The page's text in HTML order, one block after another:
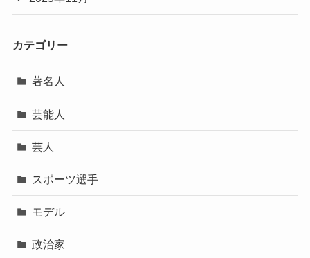
カテゴリー
著名人
芸能人
芸人
スポーツ選手
モデル
政治家